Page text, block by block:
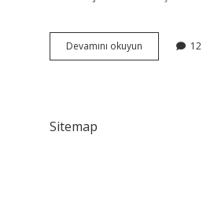
Devamını okuyun
Burcu
Sitemap